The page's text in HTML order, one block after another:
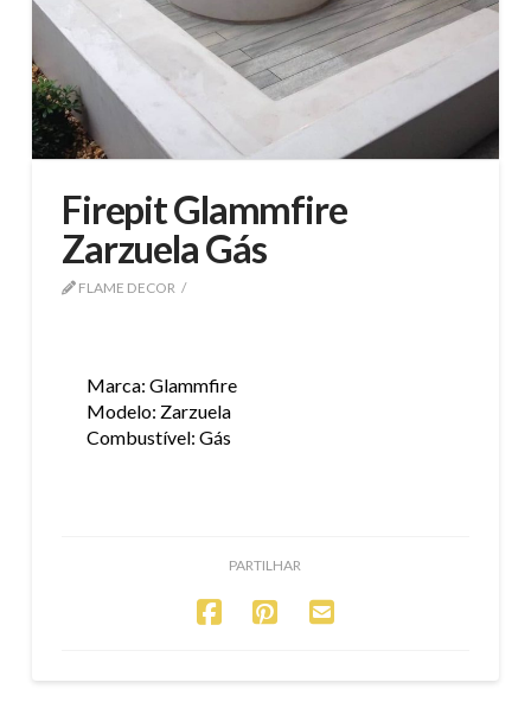
Firepit Glammfire
Zarzuela Gás
FLAME DECOR
Marca: Glammfire
Modelo: Zarzuela
Combustível: Gás
PARTILHAR